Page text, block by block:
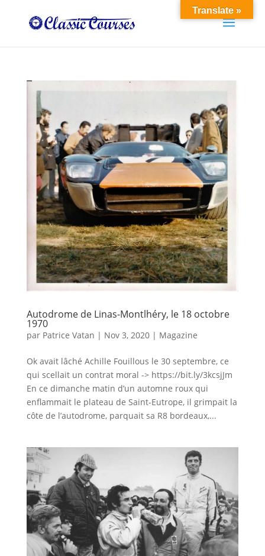
Autodrome de Linas-Montlhéry, le 18 octobre
1970
par Patrice Vatan | Nov 3, 2020| Magazine
Ok avait lâché Achille Fouillous le 30 septembre, ce
qui scellait un contrat moral -> https://bit.ly/3kcsjJm
En ce dimanche matin d’un automne roux qui
enflammait le plateau de Saint-Eutrope, il grimpait la
côte de l’autodrome, parquait sa R8 bordeaux,...
Translate »